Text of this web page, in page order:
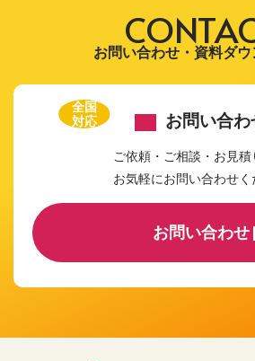
お問い合わせ・資料ダウ
全国
対応
お問い合わ
ご依頼・ご相談・お見積
お気軽にお問い合わせく
お問い合わせ